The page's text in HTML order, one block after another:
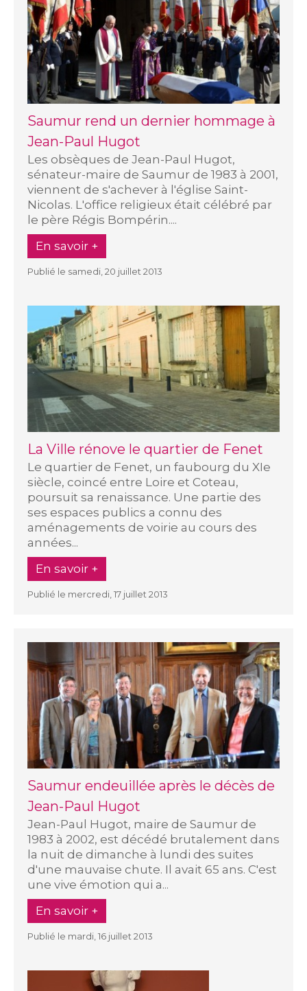
Saumur rend un dernier hommage à
Jean-Paul Hugot
Les obsèques de Jean-Paul Hugot,
sénateur-maire de Saumur de 1983 à 2001,
viennent de s'achever à l'église Saint-
Nicolas. L'office religieux était célébré par
le père Régis Bompérin....
En savoir +
Publié le samedi, 20 juillet 2013
La Ville rénove le quartier de Fenet
Le quartier de Fenet, un faubourg du XIe
siècle, coincé entre Loire et Coteau,
poursuit sa renaissance. Une partie des
ses espaces publics a connu des
aménagements de voirie au cours des
années...
En savoir +
Publié le mercredi, 17 juillet 2013
Saumur endeuillée après le décès de
Jean-Paul Hugot
Jean-Paul Hugot, maire de Saumur de
1983 à 2002, est décédé brutalement dans
la nuit de dimanche à lundi des suites
d'une mauvaise chute. Il avait 65 ans. C'est
une vive émotion qui a...
En savoir +
Publié le mardi, 16 juillet 2013